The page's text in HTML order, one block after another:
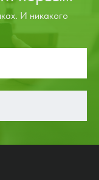
И никакого